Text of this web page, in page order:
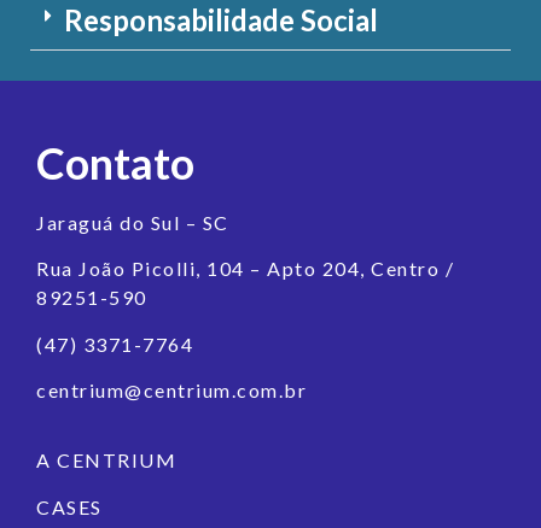
Responsabilidade Social
Contato
Jaraguá do Sul – SC
Rua João Picolli, 104 – Apto 204, Centro /
89251-590
(47) 3371-7764
centrium@centrium.com.br
A CENTRIUM
CASES